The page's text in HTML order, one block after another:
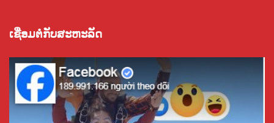
ເຊື່ອມ​ຕໍ່​ກັບ​ສະ​ຫະ​ລັດ​